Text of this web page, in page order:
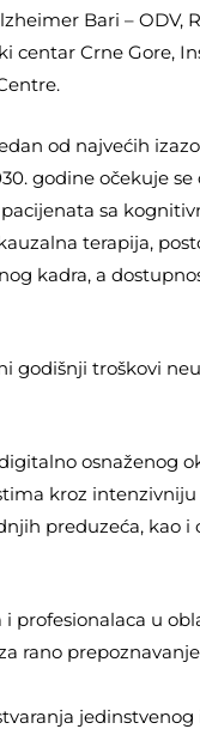
Bari –
centar Crne Gore,
od najvećih
godine očekuje
sa
terapija,
kadra, a
godišnji troškovi
osnaženog
kroz intenzivniju
preduzeća, kao i
profesionalaca u
rano